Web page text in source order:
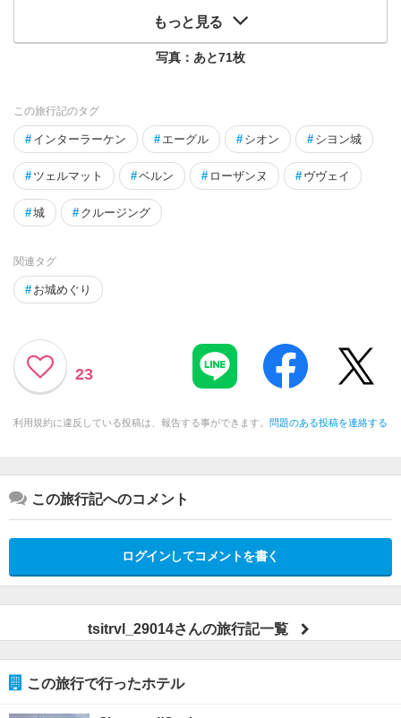
もっと見る
写真：あと71枚
この旅行記のタグ
# インターラーケン # エーグル # シオン # シヨン城
# ツェルマット #ベルン # ローザンヌ # ヴヴェイ
#城 # クルージング
関連タグ
# お城めぐり
23
利用規約に違反している投稿は、報告する事ができます。 問題のある投稿を連絡する
この旅行記へのコメント
ログインしてコメントを書く
tsitrvl_29014さんの旅行記一覧
この旅行で行ったホテル